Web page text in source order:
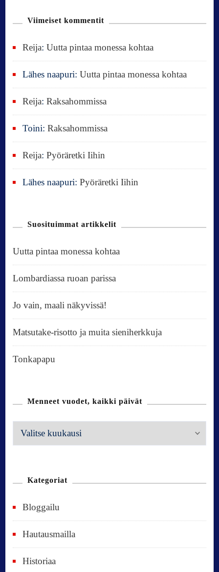
n Viimeiset kommentit
Reija:Uutta pintaa monessa kohtaa
Lähes naapuri:Uutta pintaa monessa kohtaa
Reija:Raksahommissa
Toini:Raksahommissa
Reija:Pyöräretki Iihin
Lähes naapuri:Pyöräretki Iihin
Suosituimmat artikkelit
Uutta pintaa monessa kohtaa
Lombardiassa ruoan parissa
Jo vain, maali näkyvissä!
Matsutake-risotto ja muita sieniherkkuja
Tonkapapu
Menneet vuodet, kaikki päivät
M
e
e
v
u
Kategoriat
Bloggailu
Hautausmailla
Historiaa